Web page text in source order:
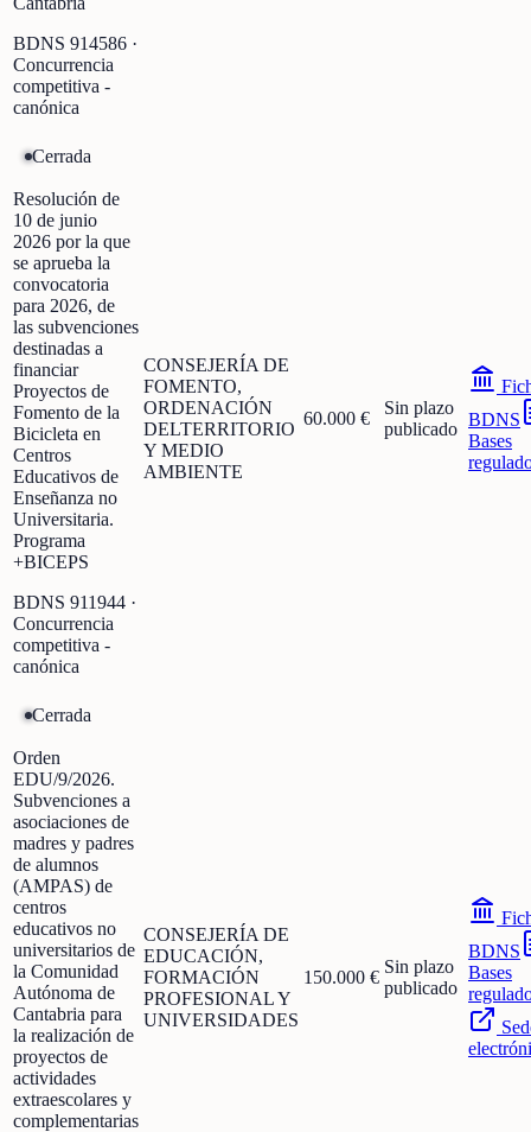
BDNS 914586 ·
Concurrencia
competitiva -
canónica
Cerrada
Resolución de
10 de junio
2026 por la que
se aprueba la
convocatoria
para 2026, de
las subvenciones
destinadas a
financiar
Proyectos de
Fomento de la
Bicicleta en
Centros
Educativos de
Enseñanza no
Universitaria.
Programa
+BICEPS
BDNS 911944 ·
Concurrencia
competitiva -
canónica
CONSEJERÍA DE
FOMENTO,
ORDENACIÓN
DELTERRITORIO
Y MEDIO
AMBIENTE
60.000 €
Sin plazo
publicado BDNS
Bases
Cerrada
Orden
EDU/9/2026.
Subvenciones a
asociaciones de
madres y padres
de alumnos
(AMPAS) de
centros
educativos no
universitarios de
la Comunidad
Autónoma de
Cantabria para
la realización de
proyectos de
actividades
extraescolares y
complementarias
CONSEJERÍA DE
EDUCACIÓN,
FORMACIÓN
PROFESIONAL Y
UNIVERSIDADES
150.000 €
Sin plazo
publicado
BDNS
Bases